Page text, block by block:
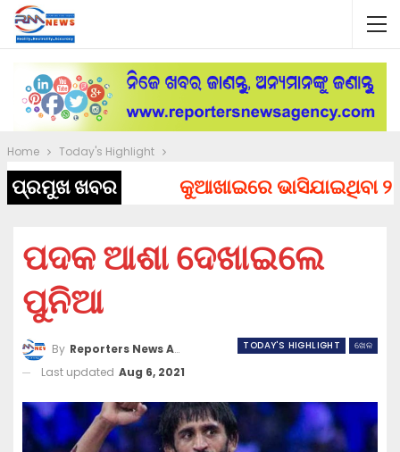
Home Today's Highlight
ପ୍ରମୁଖ ଖବର କୁଆଖାଇରେ ଭାସିଯାଇଥିବା ୨
ପଦକ ଆଶା ଦେଖାଇଲେ
ପୁନିଆ
TODAY'S HIGHLIGHT ଖେଳ
By Reporters News Agency
Last updated Aug 6, 2021